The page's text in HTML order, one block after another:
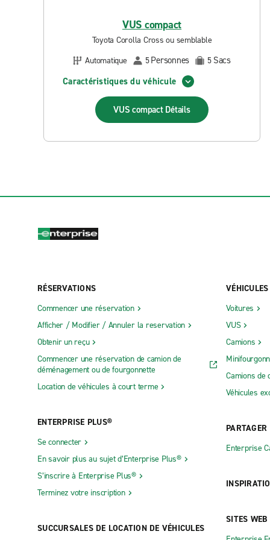
VUS compact
Toyota Corolla Cross ou semblable
Automatique
5Personnes 5 Sacs
Caractéristiques du véhicule
VUS compact Détails
RÉSERVATIONS
Commencer une réservation
Afficher / Modifier / Annuler la reservation
Obtenir un reçu
Commencer une réservation de camion de
déménagement ou de fourgonnette
Location de véhicules à court terme
ENTERPRISE PLUS®
Se connecter
En savoir plus au sujet d’Enterprise Plus®
S’inscrire à Enterprise Plus®
Terminez votre inscription
SUCCURSALES DE LOCATION DE VÉHICULES
VÉHICULES
Voitures
VUS
Camions
Camions de
Véhicules
PARTAGER
Enterprise
SITES